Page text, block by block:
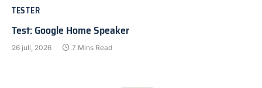
TESTER
Test: Google Home Speaker
26 juli, 2026 7 Mins Read